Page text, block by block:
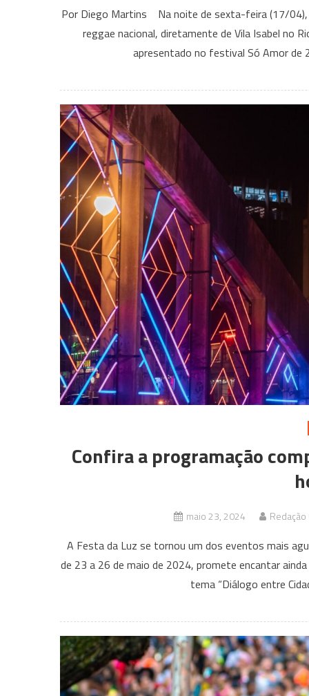
Por Diego Martins Na noite de sexta-feira (17/04),
reggae nacional, diretamente de Vila Isabel no
apresentado no festival Só Amor de
Confira a programação
maio 23, 2024 Redação
A Festa da Luz se tornou um dos eventos mais
de 23 a 26 de maio de 2024, promete encantar
tema “Diálogo entre